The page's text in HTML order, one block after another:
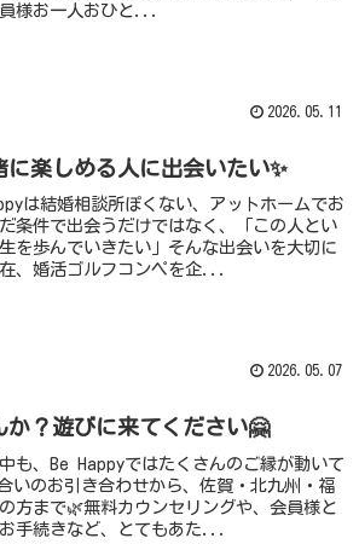
様お一人おひと...
2026.05.11
に楽しめる人に出会いたい✨
は結婚相談所ぽくない、アットホームでお
条件で出会うだけではなく、「この人とい
を歩んでいきたい」そんな出会いを大切に
、婚活ゴルフコンペを企...
2026.05.07
か？遊びに来てください🤗
も、Be Happyではたくさんのご縁が動いて
いのお引き合わせから、佐賀・北九州・福
方まで🌿無料カウンセリングや、会員様と
手続きなど、とてもあた...